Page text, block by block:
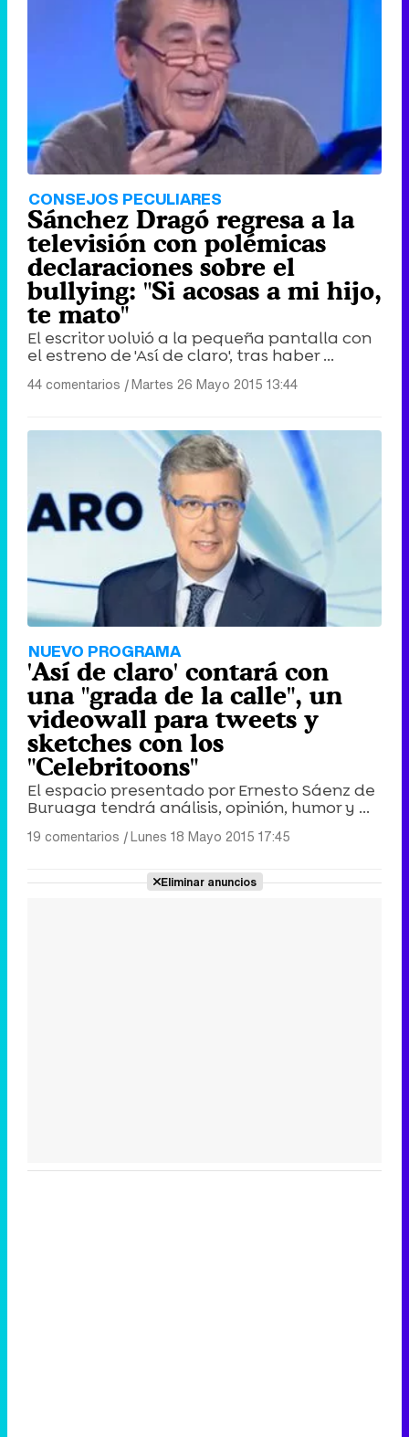
CONSEJOS PECULIARES
Sánchez Dragó regresa a la
televisión con polémicas
declaraciones sobre el
bullying: "Si acosas a mi hijo,
te mato"
El escritor volvió a la pequeña pantalla con
el estreno de 'Así de claro', tras haber ...
44 comentarios |Martes 26 Mayo 2015 13:44
NUEVO PROGRAMA
'Así de claro' contará con
una "grada de la calle", un
videowall para tweets y
sketches con los
"Celebritoons"
El espacio presentado por Ernesto Sáenz de
Buruaga tendrá análisis, opinión, humor y ...
19 comentarios |Lunes 18 Mayo 2015 17:45
Eliminar anuncios